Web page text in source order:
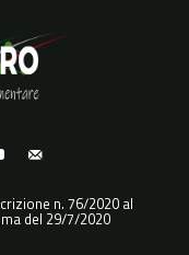
n. 76/2020 al
del 29/7/2020